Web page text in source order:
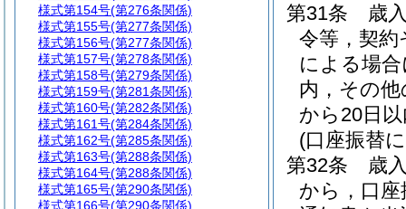
第31条
歳
令等，契
による場
内，その
から20日
(口座振替
第32条
歳
から，口
様式第154号(第276条関係)
様式第155号(第277条関係)
様式第156号(第277条関係)
様式第157号(第278条関係)
様式第158号(第279条関係)
様式第159号(第281条関係)
様式第160号(第282条関係)
様式第161号(第284条関係)
様式第162号(第285条関係)
様式第163号(第288条関係)
様式第164号(第288条関係)
様式第165号(第290条関係)
様式第166号(第290条関係)